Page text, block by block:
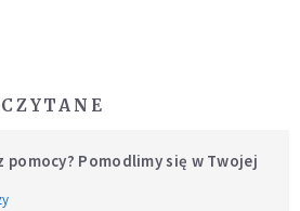
pomocy? Pomodlimy się w Twojej